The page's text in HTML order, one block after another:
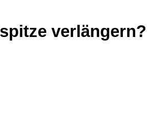
verlängern?